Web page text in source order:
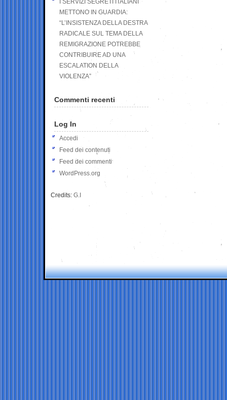
I SERVIZI SEGRETI ITALIANI
METTONO IN GUARDIA:
“L’INSISTENZA DELLA DESTRA
RADICALE SUL TEMA DELLA
REMIGRAZIONE POTREBBE
CONTRIBUIRE AD UNA
ESCALATION DELLA
VIOLENZA”
Commenti recenti
Log In
Accedi
Feed dei contenuti
Feed dei commenti
WordPress.org
Credits: G.I